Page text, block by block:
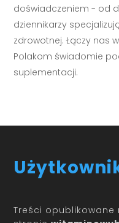
doświadczeniem - od
dziennikarzy
zdrowotnej. Łączy nas
Polakom świadomie
suplementacji.
Treści opublikowane